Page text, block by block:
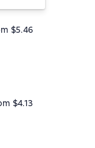
$5.46
$4.13